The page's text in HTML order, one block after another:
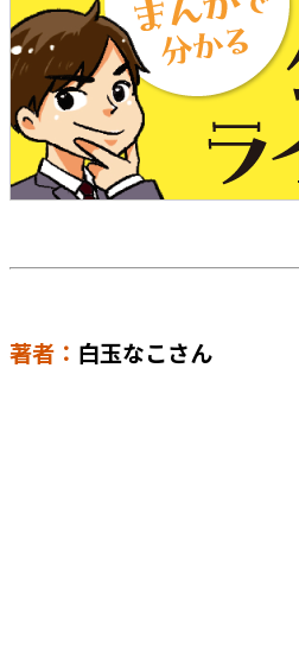
著者： 白玉なこさん